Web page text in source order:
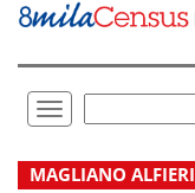
Vai
direttamente
Toggle
navigation
.
MAGLIANO ALFIERI